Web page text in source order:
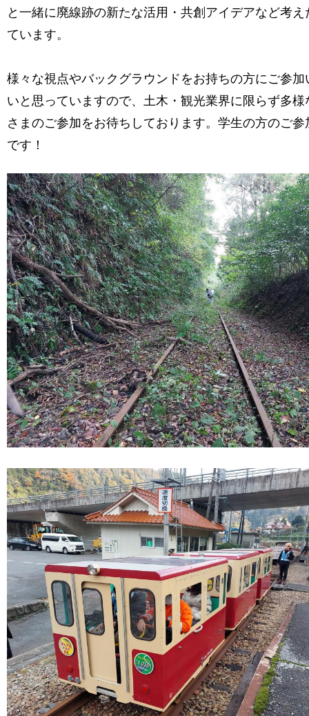
と一緒に廃線跡の新たな活用・共創アイデアなど考え
ています。
様々な視点やバックグラウンドをお持ちの方にご参加
いと思っていますので、土木・観光業界に限らず多様
さまのご参加をお待ちしております。学生の方のご参
です！